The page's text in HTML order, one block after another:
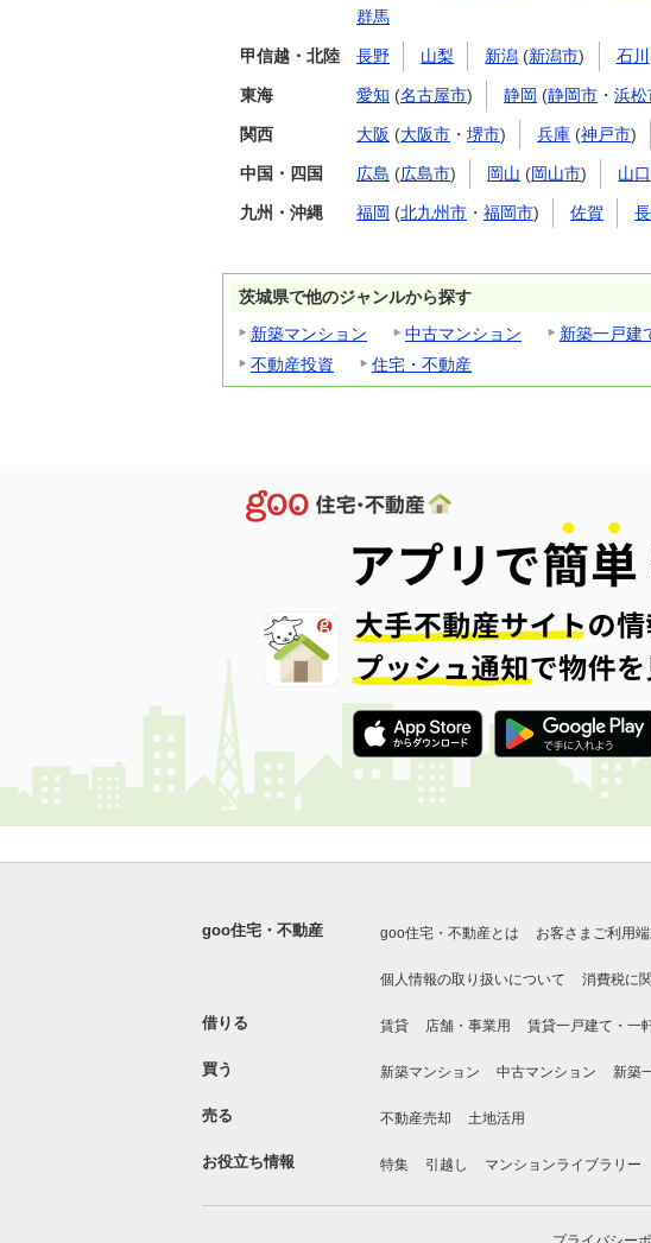
群馬
甲信越・北陸 長野 山梨 新潟 (新潟市) 石川
東海 愛知 (名古屋市) 静岡 (静岡市 ・浜松
関西 大阪 (大阪市 ・ 堺市) 兵庫 (神戸市)
中国・四国 広島 (広島市) 岡山 (岡山市) 山口
九州・沖縄 福岡 (北九州市 ・ 福岡市) 佐賀
茨城県で他のジャンルから探す
新築マンション
中古マンション 新築一戸建
不動産投資
住宅・不動産
goo住宅・不動産 goo住宅・不動産とは お客さまご利用
個人情報の取り扱いについて 消費税に
借りる 賃貸 店舗・事業用 賃貸一戸建て・一
買う 新築マンション 中古マンション 新築
売る 不動産売却 土地活用
お役立ち情報 特集 引越し マンションライブラリー